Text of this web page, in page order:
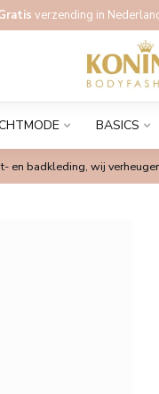
verzending in
BASICS
en badkleding, wij